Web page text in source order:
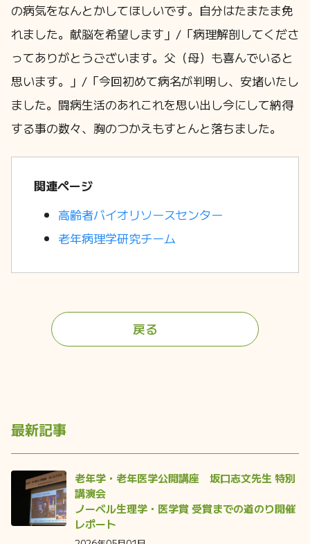
の病気をなんとかしてほしいです。自分はたまたま免
れました。献脳を希望します」/「病理解剖してくださ
ってありがとうございます。父（母）も喜んでいると
思います。」/「今回初めて病名が判明し、安堵いたし
ました。闘病生活のあれこれを思い出し今にして納得
する事の数々、胸のつかえもすとんと落ちました。
関連ページ
高齢者バイオリソースセンター
老年病理学研究チーム
戻る
最新記事
老年学・老年医学公開講座 坂口志文先生 特別
講演会
ノーベル生理学・医学賞 受賞までの道のり開催
レポート